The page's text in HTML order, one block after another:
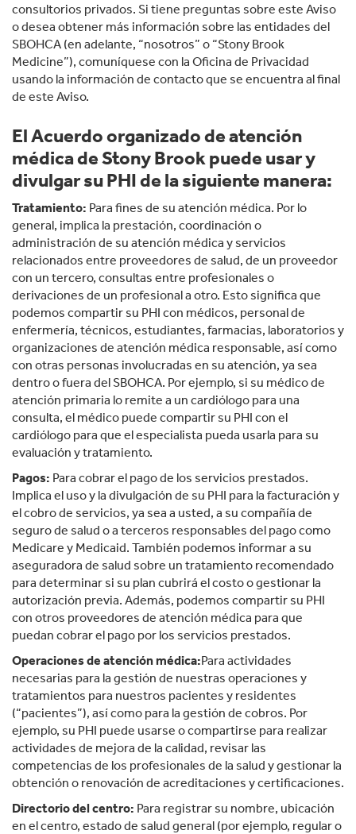
consultorios privados. Si tiene preguntas sobre este Aviso
o desea obtener más información sobre las entidades del
SBOHCA (en adelante, “nosotros” o “Stony Brook
Medicine”), comuníquese con la Oficina de Privacidad
usando la información de contacto que se encuentra al final
de este Aviso.
El Acuerdo organizado de atención
médica de Stony Brook puede usar y
divulgar su PHI de la siguiente manera:
Tratamiento: Para fines de su atención médica. Por lo
general, implica la prestación, coordinación o
administración de su atención médica y servicios
relacionados entre proveedores de salud, de un proveedor
con un tercero, consultas entre profesionales o
derivaciones de un profesional a otro. Esto significa que
podemos compartir su PHI con médicos, personal de
enfermería, técnicos, estudiantes, farmacias, laboratorios y
organizaciones de atención médica responsable, así como
con otras personas involucradas en su atención, ya sea
dentro o fuera del SBOHCA. Por ejemplo, si su médico de
atención primaria lo remite a un cardiólogo para una
consulta, el médico puede compartir su PHI con el
cardiólogo para que el especialista pueda usarla para su
evaluación y tratamiento.
Pagos: Para cobrar el pago de los servicios prestados.
Implica el uso y la divulgación de su PHI para la facturación y
el cobro de servicios, ya sea a usted, a su compañía de
seguro de salud o a terceros responsables del pago como
Medicare y Medicaid. También podemos informar a su
aseguradora de salud sobre un tratamiento recomendado
para determinar si su plan cubrirá el costo o gestionar la
autorización previa. Además, podemos compartir su PHI
con otros proveedores de atención médica para que
puedan cobrar el pago por los servicios prestados.
Operaciones de atención médica:Para actividades
necesarias para la gestión de nuestras operaciones y
tratamientos para nuestros pacientes y residentes
(“pacientes”), así como para la gestión de cobros. Por
ejemplo, su PHI puede usarse o compartirse para realizar
actividades de mejora de la calidad, revisar las
competencias de los profesionales de la salud y gestionar la
obtención o renovación de acreditaciones y certificaciones.
Directorio del centro: Para registrar su nombre, ubicación
en el centro, estado de salud general (por ejemplo, regular o